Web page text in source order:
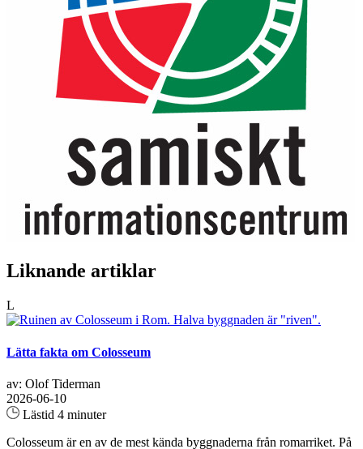
Liknande artiklar
L
Lätta fakta om Colosseum
av: Olof Tiderman
2026-06-10
Lästid 4 minuter
Colosseum är en av de mest kända byggnaderna från romarriket. På